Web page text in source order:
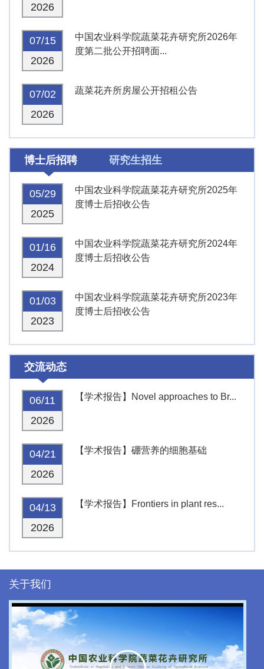
2026
07/15
2026
中国农业科学院蔬菜花卉研究所2026年
度第二批公开招聘面...
07/02
2026
蔬菜花卉所房屋公开招租公告
博士后招聘 研究生招生
05/29
2025
中国农业科学院蔬菜花卉研究所2025年
度博士后招收公告
01/16
2024
中国农业科学院蔬菜花卉研究所2024年
度博士后招收公告
01/03
2023
中国农业科学院蔬菜花卉研究所2023年
度博士后招收公告
交流动态
06/11
2026
【学术报告】Novel approaches to Br...
04/21
2026
【学术报告】硼营养的细胞基础
04/13
2026
【学术报告】Frontiers in plant res...
关于我们